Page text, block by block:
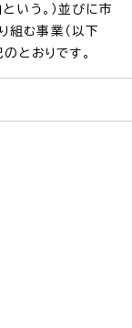
いう。）並びに市
組む事業（以下
のとおりです。